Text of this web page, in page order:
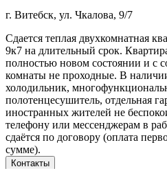
г. Витебск, ул. Чкалова, 9/7
Сдается теплая двухкомнатная
9к7 на длительный срок.
полностью новом состоянии и с
комнаты не проходные. В
холодильник,
полотенцесушитель, отдельная
иностранных жителей не
телефону или мессенджерам в
сдаётся по договору (оплата
сумме).
Контакты